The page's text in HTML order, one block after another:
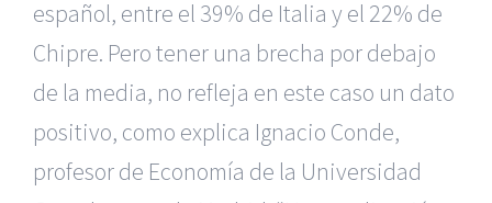
español, entre el 39% de Italia y el 22% de
Chipre. Pero tener una brecha por debajo
de la media, no refleja en este caso un dato
positivo, como explica Ignacio Conde,
profesor de Economía de la Universidad